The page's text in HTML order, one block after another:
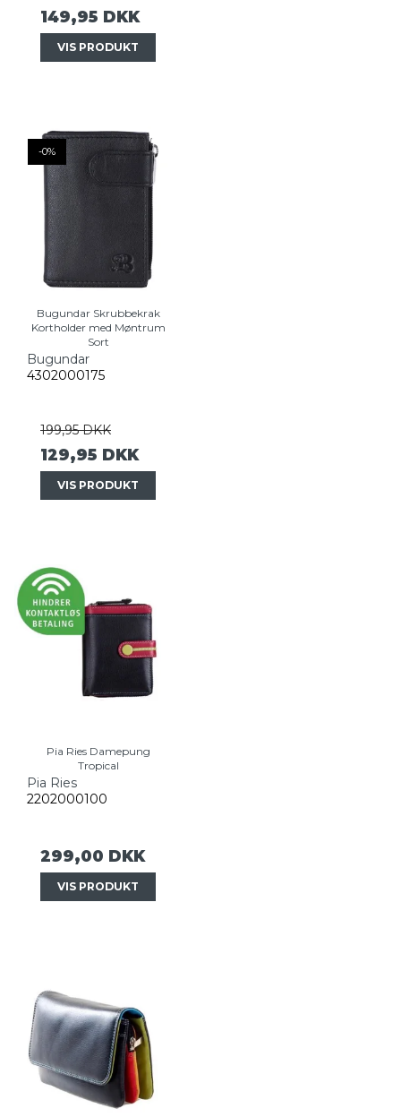
149,95 DKK
VIS PRODUKT
-0%
Bugundar Skrubbekrak
Kortholder med Møntrum
Sort
Bugundar
4302000175
199,95 DKK
129,95 DKK
VIS PRODUKT
Pia Ries Damepung
Tropical
Pia Ries
2202000100
299,00 DKK
VIS PRODUKT